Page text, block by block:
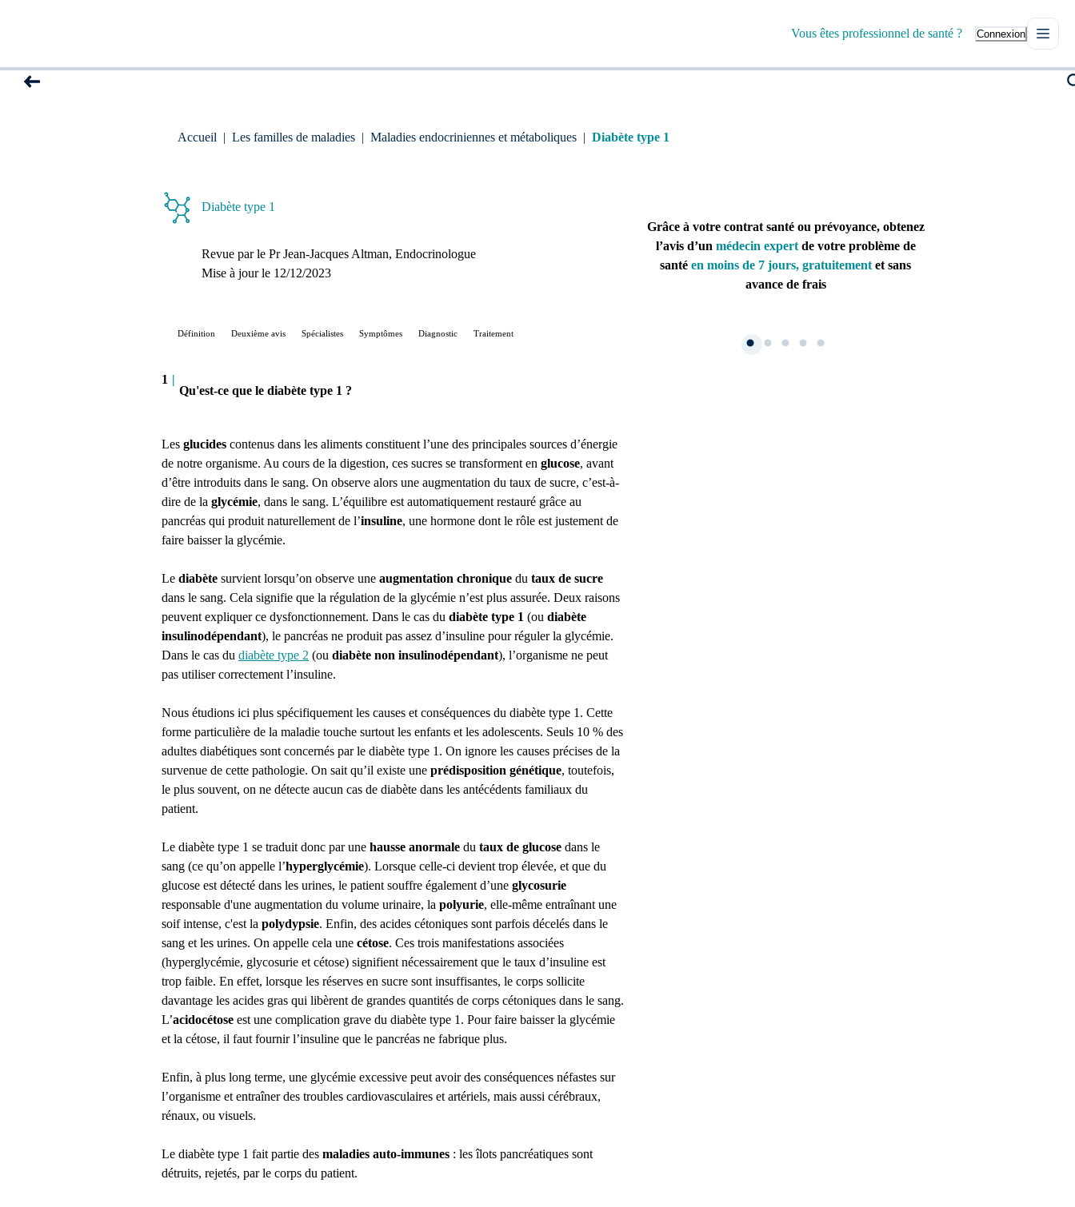
Vous êtes professionnel de santé ? Connexion
Accueil | Les familles de maladies | Maladies endocriniennes et métaboliques | Diabète type 1
Diabète type 1
Revue par le Pr Jean-Jacques Altman, Endocrinologue
Mise à jour le 12/12/2023
Définition Deuxième avis Spécialistes Symptômes Diagnostic Traitement
1 |
Qu'est-ce que le diabète type 1 ?
Les glucides contenus dans les aliments constituent l’une des principales sources d’énergie
de notre organisme. Au cours de la digestion, ces sucres se transforment en glucose, avant
d’être introduits dans le sang. On observe alors une augmentation du taux de sucre, c’est-à-
dire de la glycémie, dans le sang. L’équilibre est automatiquement restauré grâce au
pancréas qui produit naturellement de l’insuline, une hormone dont le rôle est justement de
faire baisser la glycémie.
Le diabète survient lorsqu’on observe une augmentation chronique du taux de sucre
dans le sang. Cela signifie que la régulation de la glycémie n’est plus assurée. Deux raisons
peuvent expliquer ce dysfonctionnement. Dans le cas du diabète type 1 (ou diabète
insulinodépendant), le pancréas ne produit pas assez d’insuline pour réguler la glycémie.
Dans le cas du diabète type 2 (ou diabète non insulinodépendant), l’organisme ne peut
pas utiliser correctement l’insuline.
Nous étudions ici plus spécifiquement les causes et conséquences du diabète type 1. Cette
forme particulière de la maladie touche surtout les enfants et les adolescents. Seuls 10 % des
adultes diabétiques sont concernés par le diabète type 1. On ignore les causes précises de la
survenue de cette pathologie. On sait qu’il existe une prédisposition génétique, toutefois,
le plus souvent, on ne détecte aucun cas de diabète dans les antécédents familiaux du
patient.
Le diabète type 1 se traduit donc par une hausse anormale du taux de glucose dans le
sang (ce qu’on appelle l’hyperglycémie). Lorsque celle-ci devient trop élevée, et que du
glucose est détecté dans les urines, le patient souffre également d’une glycosurie
responsable d'une augmentation du volume urinaire, la polyurie, elle-même entraînant une
soif intense, c'est la polydypsie. Enfin, des acides cétoniques sont parfois décelés dans le
sang et les urines. On appelle cela une cétose. Ces trois manifestations associées
(hyperglycémie, glycosurie et cétose) signifient nécessairement que le taux d’insuline est
trop faible. En effet, lorsque les réserves en sucre sont insuffisantes, le corps sollicite
davantage les acides gras qui libèrent de grandes quantités de corps cétoniques dans le sang.
L’acidocétose est une complication grave du diabète type 1. Pour faire baisser la glycémie
et la cétose, il faut fournir l’insuline que le pancréas ne fabrique plus.
Enfin, à plus long terme, une glycémie excessive peut avoir des conséquences néfastes sur
l’organisme et entraîner des troubles cardiovasculaires et artériels, mais aussi cérébraux,
rénaux, ou visuels.
Le diabète type 1 fait partie des maladies auto-immunes : les îlots pancréatiques sont
détruits, rejetés, par le corps du patient.
Grâce à votre contrat santé ou prévoyance, obtenez
l’avis d’un médecin expertde votre problème de
santé en moins de 7 jours, gratuitement et sans
avance de frais